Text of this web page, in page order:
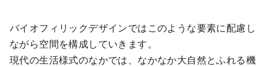
バイオフィリックデザインではこのような要素に配慮し
ながら空間を構成していきます。
現代の生活様式のなかでは、なかなか大自然とふれる機